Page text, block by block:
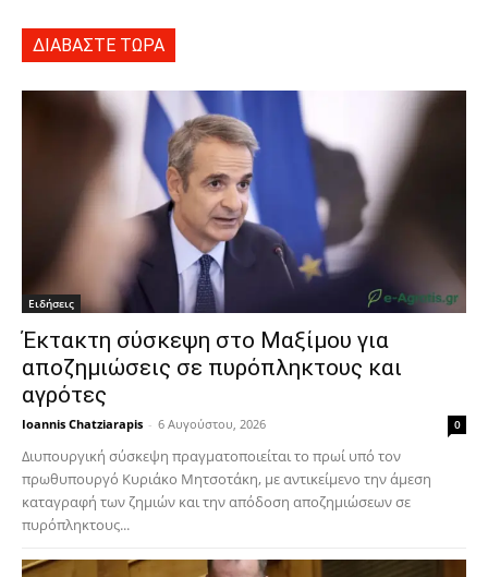
ΔΙΑΒΑΣΤΕ ΤΩΡΑ
Ειδήσεις
Έκτακτη σύσκεψη στο Μαξίμου για
αποζημιώσεις σε πυρόπληκτους και
αγρότες
Ioannis Chatziarapis - 6 Αυγούστου, 2026 0
Διυπουργική σύσκεψη πραγματοποιείται το πρωί υπό τον
πρωθυπουργό Κυριάκο Μητσοτάκη, με αντικείμενο την άμεση
καταγραφή των ζημιών και την απόδοση αποζημιώσεων σε
πυρόπληκτους...